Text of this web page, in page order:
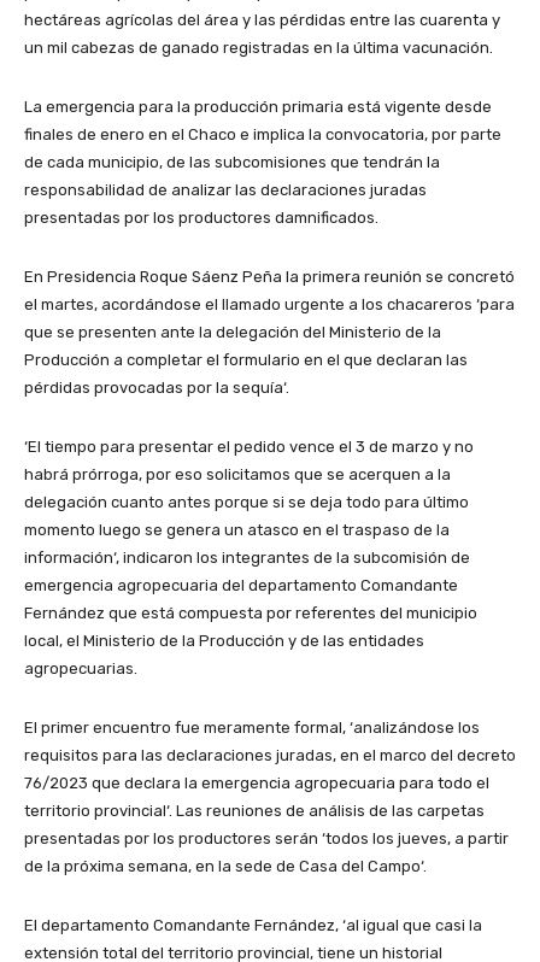
hectáreas agrícolas del área y las pérdidas entre las cuarenta y
un mil cabezas de ganado registradas en la última vacunación.
La emergencia para la producción primaria está vigente desde
finales de enero en el Chaco e implica la convocatoria, por parte
de cada municipio, de las subcomisiones que tendrán la
responsabilidad de analizar las declaraciones juradas
presentadas por los productores damnificados.
En Presidencia Roque Sáenz Peña la primera reunión se concretó
el martes, acordándose el llamado urgente a los chacareros ‘para
que se presenten ante la delegación del Ministerio de la
Producción a completar el formulario en el que declaran las
pérdidas provocadas por la sequía‘.
‘El tiempo para presentar el pedido vence el 3 de marzo y no
habrá prórroga, por eso solicitamos que se acerquen a la
delegación cuanto antes porque si se deja todo para último
momento luego se genera un atasco en el traspaso de la
información‘, indicaron los integrantes de la subcomisión de
emergencia agropecuaria del departamento Comandante
Fernández que está compuesta por referentes del municipio
local, el Ministerio de la Producción y de las entidades
agropecuarias.
El primer encuentro fue meramente formal, ‘analizándose los
requisitos para las declaraciones juradas, en el marco del decreto
76/2023 que declara la emergencia agropecuaria para todo el
territorio provincial‘. Las reuniones de análisis de las carpetas
presentadas por los productores serán ‘todos los jueves, a partir
de la próxima semana, en la sede de Casa del Campo‘.
El departamento Comandante Fernández, ‘al igual que casi la
extensión total del territorio provincial, tiene un historial